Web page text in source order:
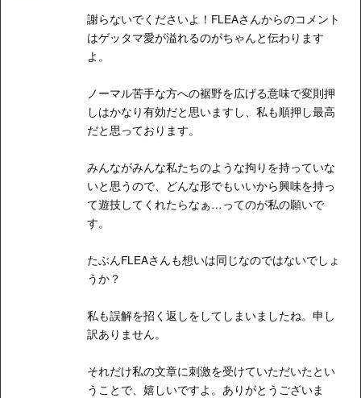
謝らないでくださいよ！FLEAさんからのコメント
はゲッタマ愛が溢れるのがちゃんと伝わります
よ。
ノーマル苦手な方への裾野を広げる意味で変則押
しはかなり有効だと思いますし、私も順押し最高
だと思っております。
みんながみんな私たちのような拘りを持っていな
いと思うので、どんな形でもいいから興味を持っ
て遊技してくれたらなぁ…ってのが私の願いで
す。
たぶんFLEAさんも想いは同じなのではないでしょ
うか？
私も誤解を招く返しをしてしまいましたね。申し
訳ありません。
それだけ私の文章に刺激を受けていただいたとい
うことで、嬉しいですよ。ありがとうございま